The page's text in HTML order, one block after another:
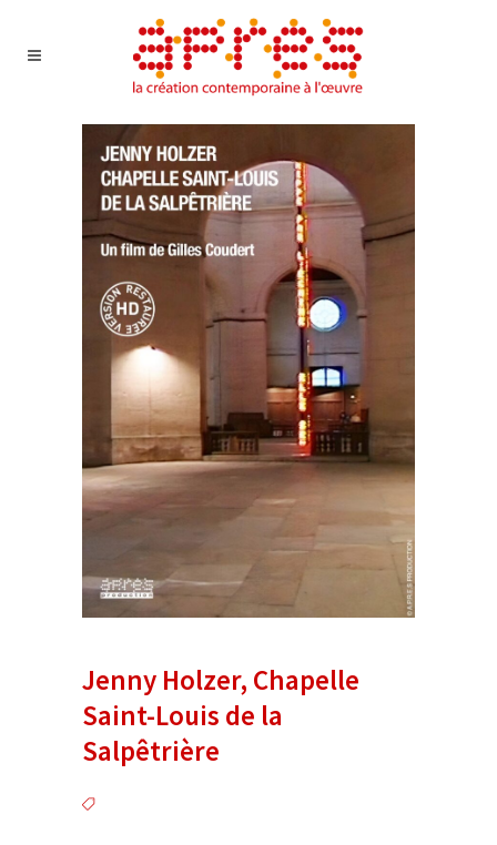
Jenny Holzer, Chapelle
Saint-Louis de la
Salpêtrière